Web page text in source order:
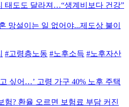
태도도 달라져…“생계비보다 건강”
망설이는 일 없어야...제도상 불이
#고령층노동 #노후소득 #노후자산
싶어…’ 고령 가구 40% 노후 주택
험? 환율 오르면 보험료 부담 커진